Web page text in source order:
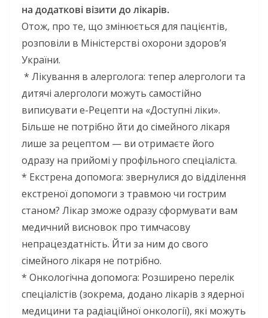
на додаткові візити до лікарів.
Отож, про те, що змінюється для пацієнтів,
розповіли в Міністерстві охорони здоров’я
України.
* Лікування в алерголога: тепер алергологи та
дитячі алергологи можуть самостійно
виписувати е-Рецепти на «Доступні ліки».
Більше не потрібно йти до сімейного лікаря
лише за рецептом — ви отримаєте його
одразу на прийомі у профільного спеціаліста.
* Екстрена допомога: звернулися до відділення
екстреної допомоги з травмою чи гострим
станом? Лікар зможе одразу сформувати вам
медичний висновок про тимчасову
непрацездатність. Йти за ним до свого
сімейного лікаря не потрібно.
* Онкологічна допомога: Розширено перелік
спеціалістів (зокрема, додано лікарів з ядерної
медицини та радіаційної онкології), які можуть